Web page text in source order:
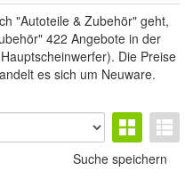
"Autoteile & Zubehör" geht,
422 Angebote in der
Die Preise
es sich um Neuware.
Suche speichern